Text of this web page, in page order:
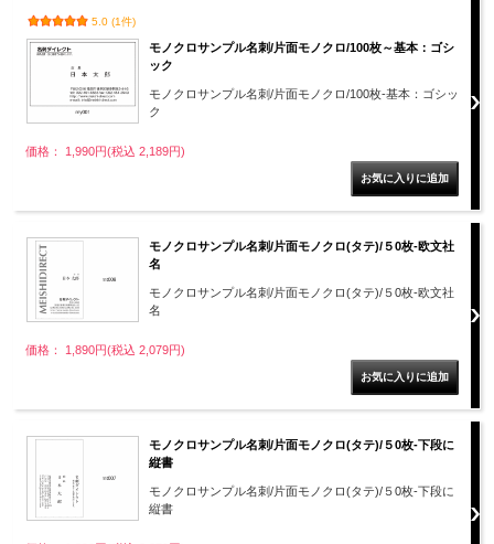
5.0 (1件)
モノクロサンプル名刺/片面モノクロ/100枚～基本：ゴシ
ック
モノクロサンプル名刺/片面モノクロ/100枚-基本：ゴシッ
ク
価格： 1,990円(税込 2,189円)
モノクロサンプル名刺/片面モノクロ(タテ)/５0枚-欧文社
名
モノクロサンプル名刺/片面モノクロ(タテ)/５0枚-欧文社
名
価格： 1,890円(税込 2,079円)
モノクロサンプル名刺/片面モノクロ(タテ)/５0枚-下段に
縦書
モノクロサンプル名刺/片面モノクロ(タテ)/５0枚-下段に
縦書